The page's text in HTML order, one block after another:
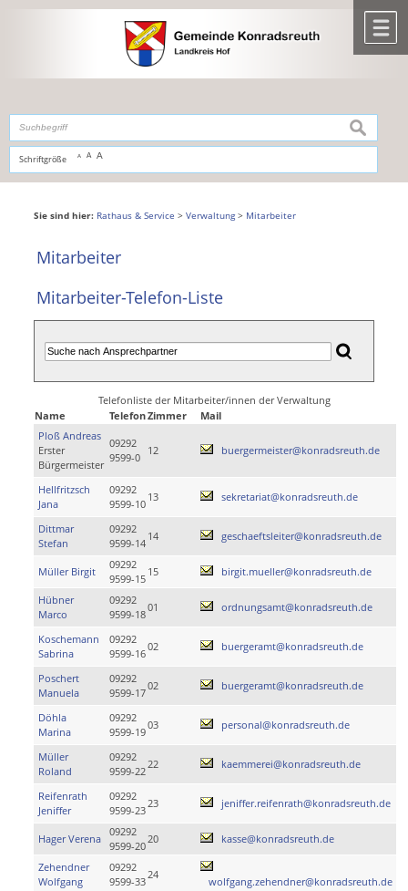
,zur Navigationoderzur Startseitespringen.
Schriftgröße A A A
suchen
Sie sind hier: Rathaus & Service > Verwaltung> Mitarbeiter
Mitarbeiter
Mitarbeiter-Telefon-Liste
Telefonliste der Mitarbeiter/innen der Verwaltung
Name
TelefonZimmer
Mail
Ploß Andreas
Erster
Bürgermeister
09292
9599-0
12 buergermeister@konradsreuth.de
Hellfritzsch
Jana
09292
9599-10
13 sekretariat@konradsreuth.de
Dittmar
Stefan
09292
9599-14
14 geschaeftsleiter@konradsreuth.de
Müller Birgit
09292
9599-15
15 birgit.mueller@konradsreuth.de
Hübner
Marco
09292
9599-18
01 ordnungsamt@konradsreuth.de
Koschemann
Sabrina
09292
9599-16
02 buergeramt@konradsreuth.de
Poschert
Manuela
09292
9599-17
02 buergeramt@konradsreuth.de
Döhla
Marina
09292
9599-19
03 personal@konradsreuth.de
Müller
Roland
09292
9599-22
22 kaemmerei@konradsreuth.de
Reifenrath
Jeniffer
09292
9599-23
23 jeniffer.reifenrath@konradsreuth.de
Hager Verena
09292
9599-20
20 kasse@konradsreuth.de
Zehendner
Wolfgang
09292
9599-33
24
wolfgang.zehendner@konradsreuth.de